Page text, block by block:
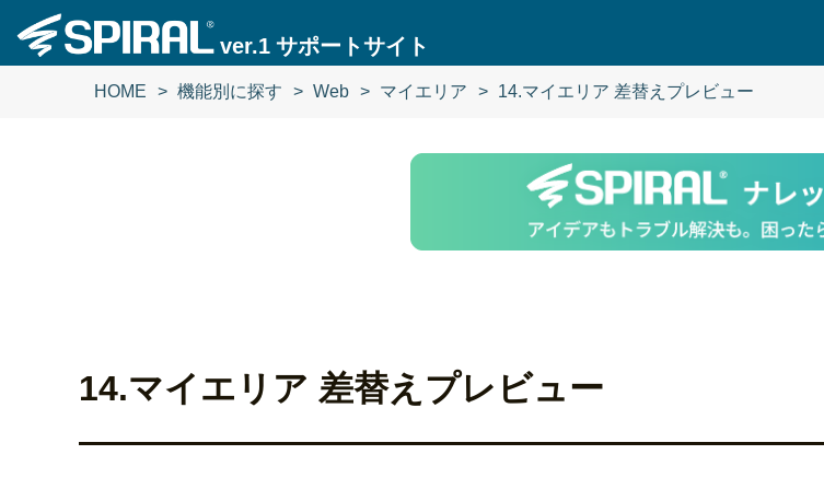
ver.1 サポートサイト
HOME 機能別に探す Web マイエリア 14.マイエリア 差替えプレビュー
14.マイエリア 差替えプレビュー